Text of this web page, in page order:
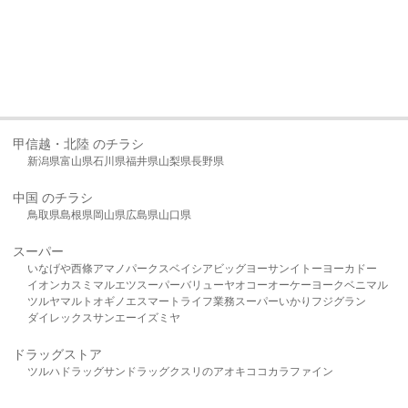
甲信越・北陸 のチラシ
新潟県富山県石川県福井県山梨県長野県
中国 のチラシ
鳥取県島根県岡山県広島県山口県
スーパー
いなげや西條アマノパークスベイシア ビッグヨーサンイトーヨーカドー
イオンカスミ マルエツスーパーバリューヤオコーオーケー ヨークベニマル
ツルヤマルト オギノ エスマート ライフ業務スーパーいかり フジグラン
ダイレックスサンエーイズミヤ
ドラッグストア
ツルハドラッグサンドラッグクスリのアオキ ココカラファイン